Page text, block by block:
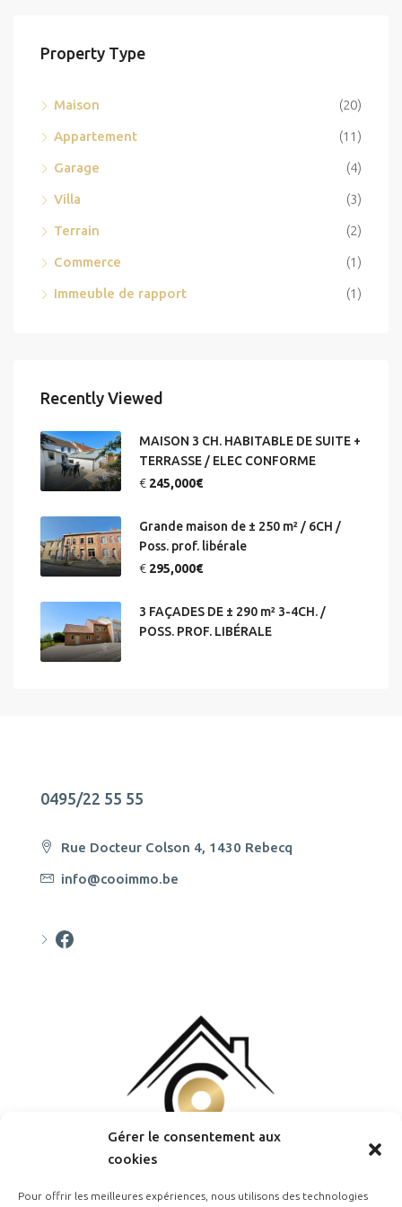
Gérer le consentement aux
cookies
Pour offrir les meilleures expériences, nous utilisons des technologies
Property Type
Maison (20)
Appartement (11)
Garage (4)
Villa (3)
Terrain (2)
Commerce (1)
Immeuble de rapport (1)
Recently Viewed
MAISON 3 CH. HABITABLE DE SUITE +
TERRASSE / ELEC CONFORME
€ 245,000€
Grande maison de ± 250 m² / 6CH /
Poss. prof. libérale
€ 295,000€
3 FAÇADES DE ± 290 m² 3-4CH. /
POSS. PROF. LIBÉRALE
0495/22 55 55
Rue Docteur Colson 4, 1430 Rebecq
info@cooimmo.be
Cooimmo